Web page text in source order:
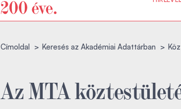
Címoldal Keresés az Akadémiai Adattárban
Az MTA